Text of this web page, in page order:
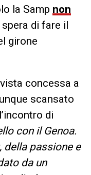
la Samp non
di fare il
girone
concessa a
scansato
di
con il Genoa.
della passione e
da un